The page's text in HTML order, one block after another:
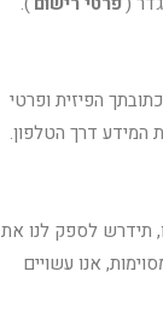
הפיזית ופרטי
דרך הטלפון.
תידרש לספק לנו את
אנו עשויים